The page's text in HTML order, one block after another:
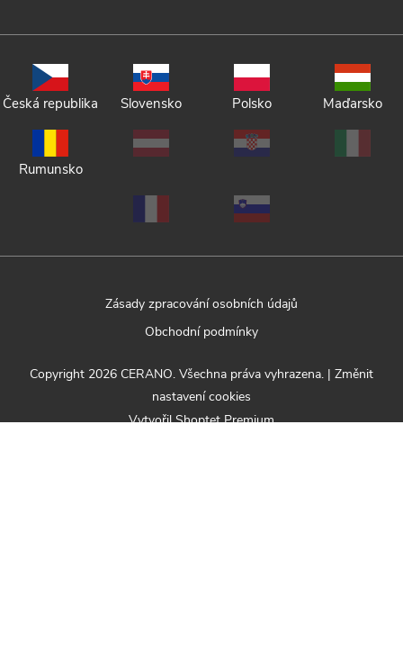
Česká republika Slovensko Polsko Maďarsko
Rumunsko
Zásady zpracování osobních údajů
Obchodní podmínky
Vytvořil Shoptet Premium
Copyright 2026 CERANO. Všechna práva vyhrazena. | Změnit
nastavení cookies